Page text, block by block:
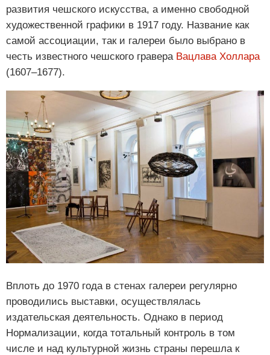
развития чешского искусства, а именно свободной
художественной графики в 1917 году. Название как
самой ассоциации, так и галереи было выбрано в
честь известного чешского гравера Вацлава Холлара
(1607–1677).
Вплоть до 1970 года в стенах галереи регулярно
проводились выставки, осуществлялась
издательская деятельность. Однако в период
Нормализации, когда тотальный контроль в том
числе и над культурной жизнь страны перешла к